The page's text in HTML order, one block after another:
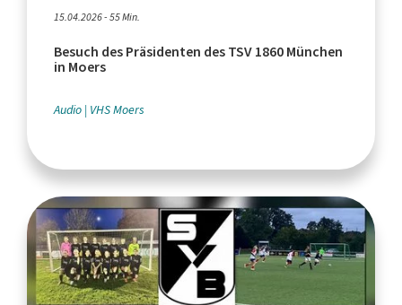
15.04.2026 - 55 Min.
Besuch des Präsidenten des TSV 1860 München
in Moers
Audio VHS Moers